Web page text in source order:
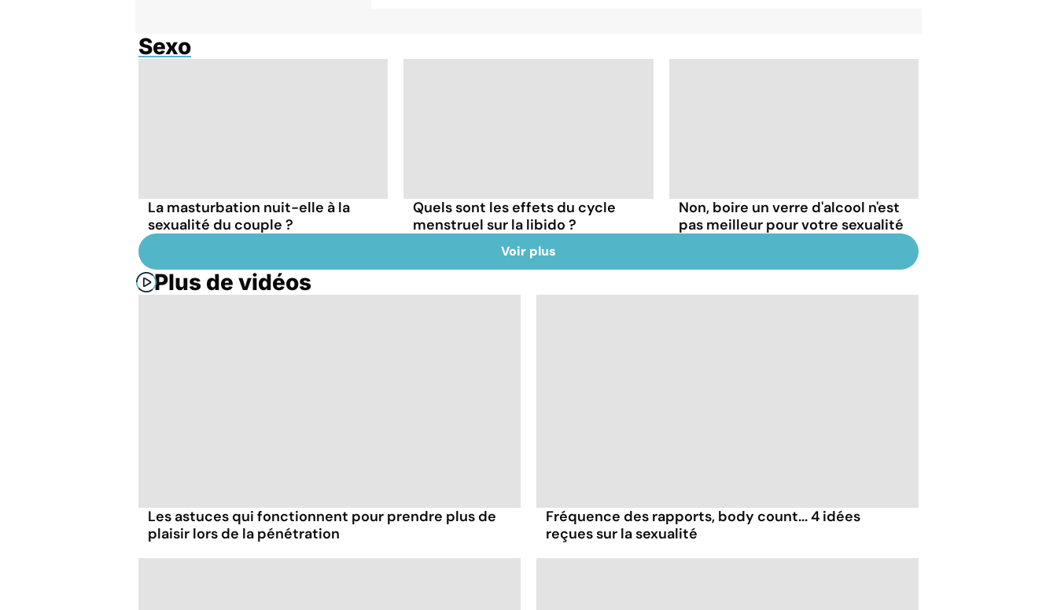
Sexo
La masturbation nuit-elle à la
sexualité du couple ?
Quels sont les effets du cycle
menstruel sur la libido ?
Non, boire un verre d'alcool n'est
pas meilleur pour votre sexualité
Voir plus
Plus de vidéos
Les astuces qui fonctionnent pour prendre plus de
plaisir lors de la pénétration
Fréquence des rapports, body count... 4 idées
reçues sur la sexualité